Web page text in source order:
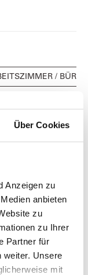
Über Cookies
Anzeigen zu
anbieten
zu
zu Ihrer
Partner für
weiter. Unsere
mit
/ BÜRO